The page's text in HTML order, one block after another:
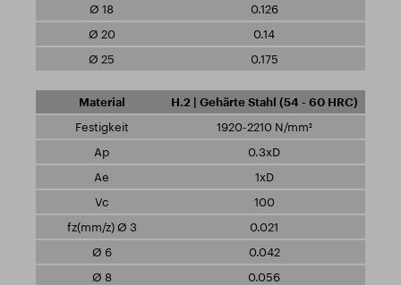
0.126
0.14
0.175
H.2 | Gehärte Stahl (54 - 60 HRC)
1920-2210 N/mm²
0.3xD
1xD
100
0.021
0.042
0.056